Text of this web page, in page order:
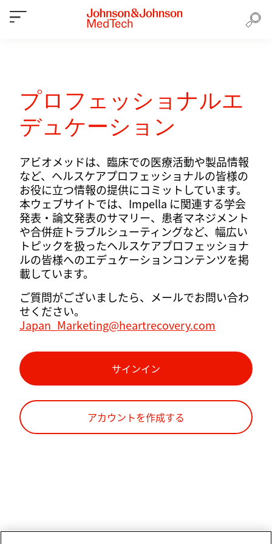
プロフェッショナルエ
デュケーション
アビオメッドは、臨床での医療活動や製品情報
など、ヘルスケアプロフェッショナルの皆様の
お役に立つ情報の提供にコミットしています。
本ウェブサイトでは、Impella に関連する学会
発表・論文発表のサマリー、患者マネジメント
や合併症トラブルシューティングなど、幅広い
トピックを扱ったヘルスケアプロフェッショナ
ルの皆様へのエデュケーションコンテンツを掲
載しています。
ご質問がございましたら、メールでお問い合わ
せください。
Japan_Marketing@heartrecovery.com